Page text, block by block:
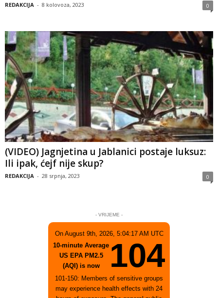
REDAKCIJA - 8 kolovoza, 2023 0
(VIDEO) Jagnjetina u Jablanici postaje luksuz:
Ili ipak, ćejf nije skup?
REDAKCIJA - 28 srpnja, 2023 0
- VRIJEME -
On August 9th, 2026, 5:04:17 AM UTC
10-minute Average
US EPA PM2.5
(AQI) is now
104
101-150: Members of sensitive groups
may experience health effects with 24